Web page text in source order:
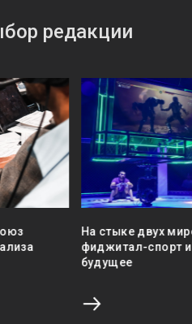
редакции
На стыке двух
фиджитал-спорт
будущее